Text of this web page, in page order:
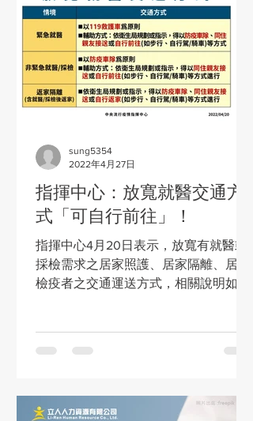
指揮中心：放寬就醫交通方
式「可自行前往」！
指揮中心4月20日表示，放寬有就醫或
採檢需求之居家照護、居家隔離、居家
檢疫者之交通運送方式，相關說明如
行前往(如步行、自行駕/騎車)等方式進
sung5354
2022年4月27日